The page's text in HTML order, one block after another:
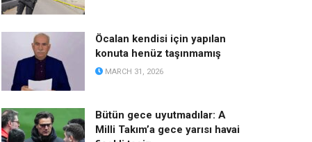
Öcalan kendisi için yapılan
konuta henüz taşınmamış
MARCH 31, 2026
Bütün gece uyutmadılar: A
Milli Takım’a gece yarısı havai